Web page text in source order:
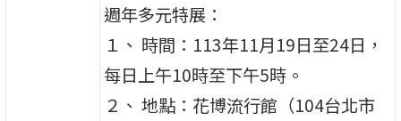
週年多元特展：
１、 時間：113年11月19日至24日，
每日上午10時至下午5時。
２、 地點：花博流行館（104台北市